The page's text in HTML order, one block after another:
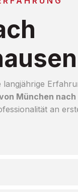
langjährige
München nach
an